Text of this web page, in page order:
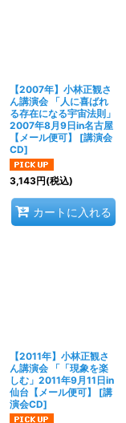
【2007年】小林正観さ
ん講演会 「人に喜ばれ
る存在になる宇宙法則」
2007年8月9日in名古屋
【メール便可】
[講演会
CD]
3,143円(税込)
カートに入れる
【2011年】小林正観さ
ん講演会 「「現象を楽
しむ」2011年9月11日in
仙台【メール便可】
[講
演会CD]